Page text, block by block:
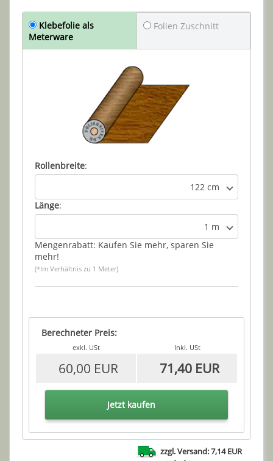
Klebefolie als
Meterware
Folien Zuschnitt
Rollenbreite:
122 cm
Länge:
1 m
Mengenrabatt: Kaufen Sie mehr, sparen Sie
mehr!
(*Im Verhältnis zu 1 Meter)
Berechneter Preis:
exkl. USt Inkl. USt
60,00 EUR 71,40 EUR
Jetzt kaufen
zzgl. Versand: 7,14 EUR